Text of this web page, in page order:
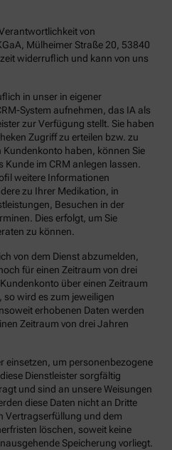
von
Mülheimer Straße 20, 53840
widerruflich und kann von uns
in unser in eigener
System aufnehmen, das IA als
zur Verfügung stellt. Sie haben
Zugriff zu erteilen bzw. zu
Kundenkonto haben, können Sie
Kunde im CRM anlegen lassen.
weitere Informationen
zu Ihrer Medikation, in
Besuchen in der
Dies erfolgt, um Sie
zu können.
von dem Dienst abzumelden,
für einen Zeitraum von drei
über einen Zeitraum
wird es zum jeweiligen
erhobenen Daten werden
Zeitraum von drei Jahren
einsetzen, um personenbezogene
Dienstleister sorgfältig
und sind an unsere Weisungen
diese Daten nicht an Dritte
Vertragserfüllung und dem
löschen, soweit keine
Speicherung vorliegt.